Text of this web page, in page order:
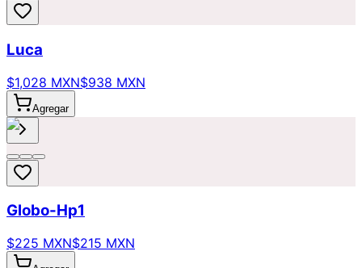
Luca
$1,028 MXN$938 MXN
Agregar
Globo-Hp1
$225 MXN$215 MXN